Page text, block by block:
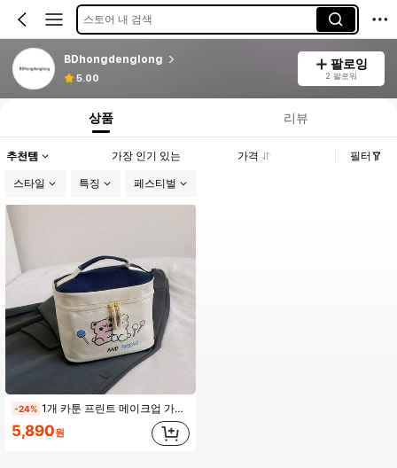
스토어 내 검색
BDhongdenglong
5.00
팔로잉
2 팔로워
상품 리뷰
추천템 가장 인기 있는 가격 필터
스타일 특징 페스티벌
-24% 1개 카툰 프린트 메이크업 가방, 뷰티 필수품 휴대에 적합, 여행용 세면도구 정리 가방, 대용량 수납 가방, 크리스마스 및 할로윈 선물
5,890원